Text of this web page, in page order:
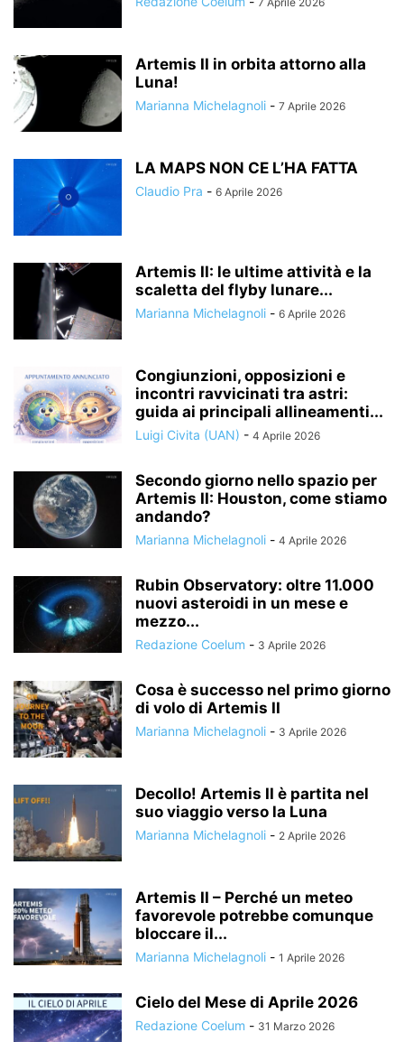
Artemis II in orbita attorno alla
Luna!
Marianna Michelagnoli - 7 Aprile 2026
LA MAPS NON CE L’HA FATTA
Claudio Pra - 6 Aprile 2026
Artemis II: le ultime attività e la
scaletta del flyby lunare...
Marianna Michelagnoli - 6 Aprile 2026
Congiunzioni, opposizioni e
incontri ravvicinati tra astri:
guida ai principali allineamenti...
Luigi Civita (UAN) - 4 Aprile 2026
Secondo giorno nello spazio per
Artemis II: Houston, come stiamo
andando?
Marianna Michelagnoli - 4 Aprile 2026
Rubin Observatory: oltre 11.000
nuovi asteroidi in un mese e
mezzo...
Redazione Coelum - 3 Aprile 2026
Cosa è successo nel primo giorno
di volo di Artemis II
Marianna Michelagnoli - 3 Aprile 2026
Decollo! Artemis II è partita nel
suo viaggio verso la Luna
Marianna Michelagnoli - 2 Aprile 2026
Artemis II – Perché un meteo
favorevole potrebbe comunque
bloccare il...
Marianna Michelagnoli - 1 Aprile 2026
Cielo del Mese di Aprile 2026
Redazione Coelum - 31 Marzo 2026